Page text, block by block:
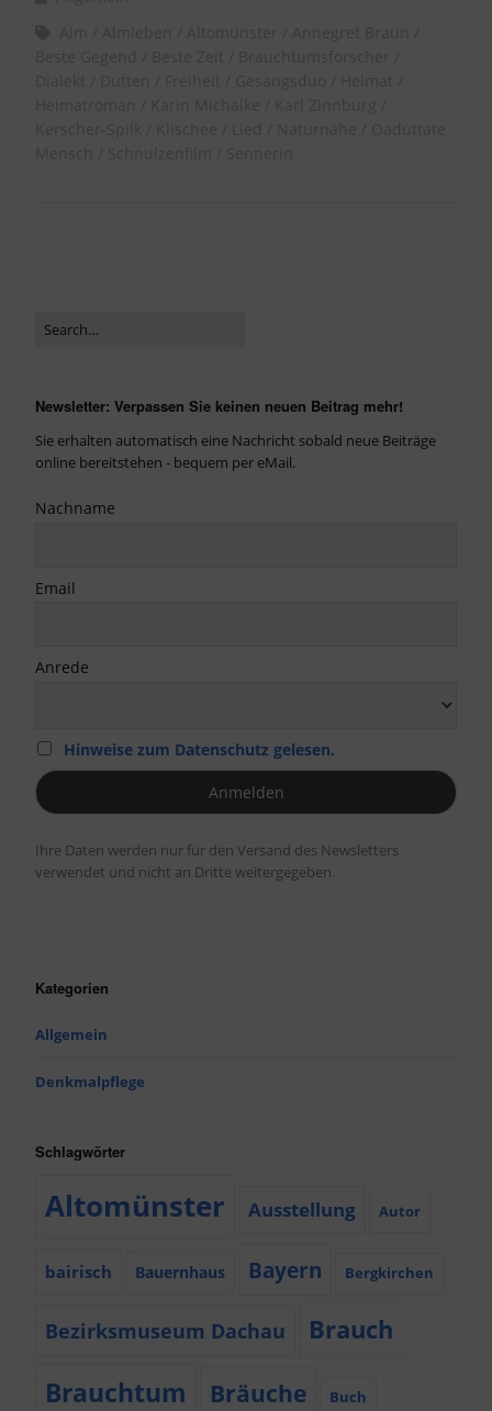
Newsletter: Verpassen Sie keinen neuen Beitrag mehr!
Sie erhalten automatisch eine Nachricht sobald neue Beiträge
online bereitstehen - bequem per eMail.
Nachname
Email
Anrede
Hinweise zum Datenschutz gelesen.
Ihre Daten werden nur für den Versand des Newsletters
verwendet und nicht an Dritte weitergegeben.
Kategorien
Allgemein
Denkmalpflege
Schlagwörter
Altomünster Ausstellung Autor
bairisch Bauernhaus Bayern Bergkirchen
Bezirksmuseum Dachau Brauch
Brauchtum Bräuche Buch